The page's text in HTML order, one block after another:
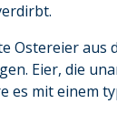
aus
Eier, die
es mit einem